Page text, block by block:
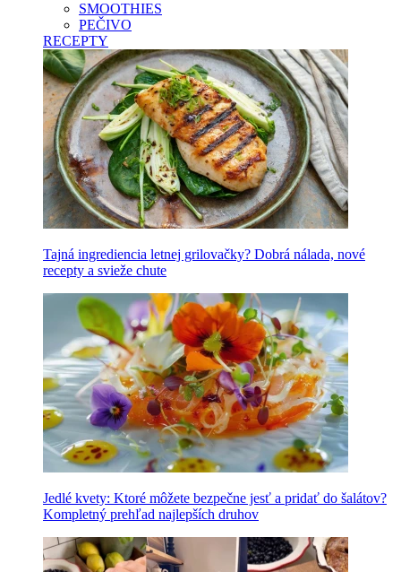
SMOOTHIES
PEČIVO
RECEPTY
Tajná ingrediencia letnej grilovačky? Dobrá nálada, nové
recepty a svieže chute
Jedlé kvety: Ktoré môžete bezpečne jesť a pridať do šalátov?
Kompletný prehľad najlepších druhov